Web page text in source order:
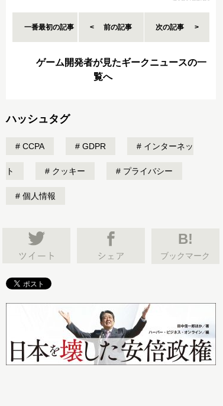
一番最初の記事 前の記事 次の記事
ゲーム開発者が見たギークニュースの一
覧へ
ハッシュタグ
CCPA GDPR インターネッ
ト クッキー プライバシー
個人情報
B!
ブックマーク